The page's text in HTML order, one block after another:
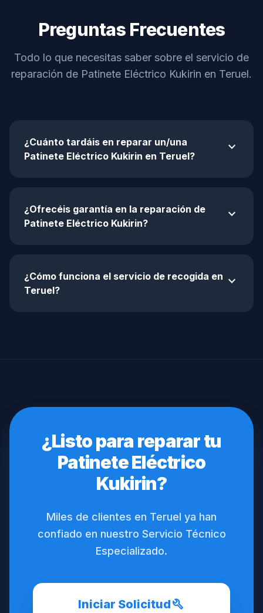
Preguntas Frecuentes
Todo lo que necesitas saber sobre el servicio de
reparación de Patinete Eléctrico Kukirin en Teruel.
¿Cuánto tardáis en reparar un/una
Patinete Eléctrico Kukirin en Teruel?
expand_more
¿Ofrecéis garantía en la reparación de
Patinete Eléctrico Kukirin?
expand_more
¿Cómo funciona el servicio de recogida en
Teruel?
expand_more
¿Listo para reparar tu
Patinete Eléctrico
Kukirin?
Miles de clientes en Teruel ya han
confiado en nuestro Servicio Técnico
Especializado.
Iniciar Solicitudbuild